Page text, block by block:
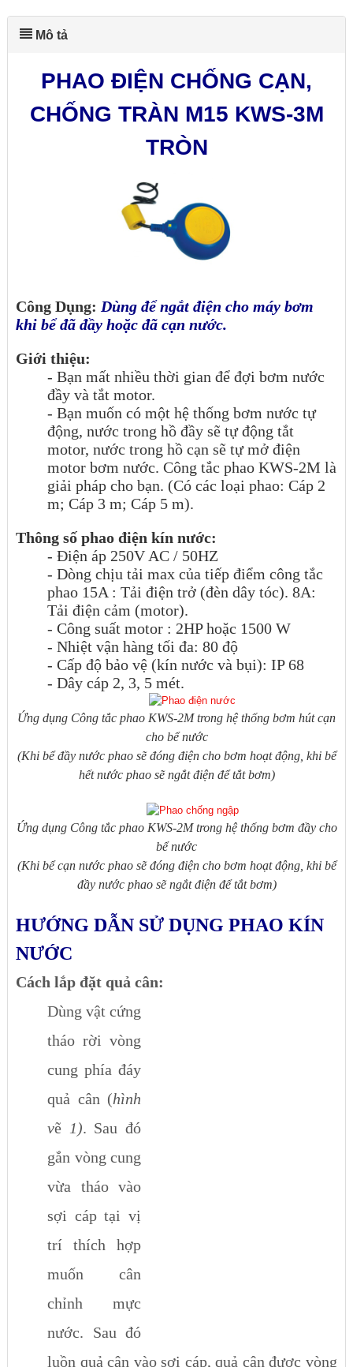
Mô tả
PHAO ĐIỆN CHỐNG CẠN,
CHỐNG TRÀN M15 KWS-3M
TRÒN
Công Dụng: Dùng để ngắt điện cho máy bơm
khi bể đã đầy hoặc đã cạn nước.
Giới thiệu:
- Bạn mất nhiều thời gian để đợi bơm nước
đầy và tắt motor.
- Bạn muốn có một hệ thống bơm nước tự
động, nước trong hồ đầy sẽ tự động tắt
motor, nước trong hồ cạn sẽ tự mở điện
motor bơm nước. Công tắc phao KWS-2M là
giải pháp cho bạn. (Có các loại phao: Cáp 2
m; Cáp 3 m; Cáp 5 m).
Thông số phao điện kín nước:
- Điện áp 250V AC / 50HZ
- Dòng chịu tải max của tiếp điểm công tắc
phao 15A : Tải điện trở (đèn dây tóc). 8A:
Tải điện cảm (motor).
- Công suất motor : 2HP hoặc 1500 W
- Nhiệt vận hàng tối đa: 80 độ
- Cấp độ bảo vệ (kín nước và bụi): IP 68
- Dây cáp 2, 3, 5 mét.
Ứng dụng Công tắc phao KWS-2M trong hệ thống bơm hút cạn
cho bể nước
(Khi bể đầy nước phao sẽ đóng điện cho bơm hoạt động, khi bể
hết nước phao sẽ ngắt điện để tắt bơm)
Ứng dụng Công tắc phao KWS-2M trong hệ thống bơm đầy cho
bể nước
(Khi bể cạn nước phao sẽ đóng điện cho bơm hoạt động, khi bể
đầy nước phao sẽ ngắt điện để tắt bơm)
HƯỚNG DẪN SỬ DỤNG PHAO KÍN
NƯỚC
Cách lắp đặt quả cân:
Dùng vật cứng
tháo rời vòng
cung phía đáy
quả cân (hình
vẽ 1). Sau đó
gắn vòng cung
vừa tháo vào
sợi cáp tại vị
trí thích hợp
muốn cân
chỉnh mực
nước. Sau đó
luồn quả cân vào sợi cáp, quả cân được vòng